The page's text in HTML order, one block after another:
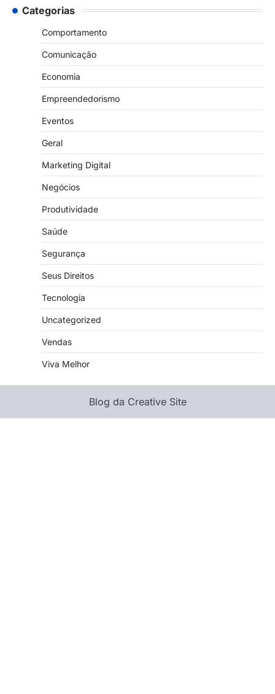
Categorias
Comportamento
Comunicação
Economia
Empreendedorismo
Eventos
Geral
Marketing Digital
Negócios
Produtividade
Saúde
Segurança
Seus Direitos
Tecnologia
Uncategorized
Vendas
Viva Melhor
Blog da Creative Site